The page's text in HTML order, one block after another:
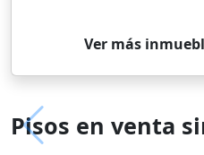
Ver más
Pisos en venta